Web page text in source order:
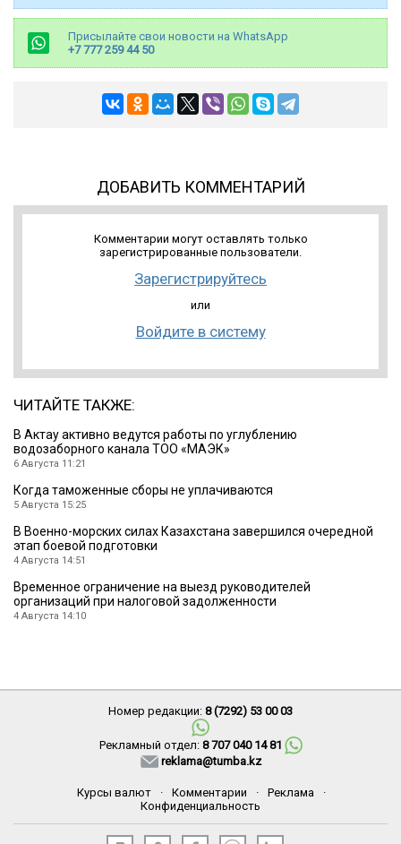
Присылайте свои новости на WhatsApp
+7 777 259 44 50
ДОБАВИТЬ КОММЕНТАРИЙ
Комментарии могут оставлять только
зарегистрированные пользователи.
Зарегистрируйтесь
или
Войдите в систему
ЧИТАЙТЕ ТАКЖЕ:
В Актау активно ведутся работы по углублению
водозаборного канала ТОО «МАЭК»
6 Августа 11:21
Когда таможенные сборы не уплачиваются
5 Августа 15:25
В Военно-морских силах Казахстана завершился очередной
этап боевой подготовки
4 Августа 14:51
Временное ограничение на выезд руководителей
организаций при налоговой задолженности
4 Августа 14:10
Номер редакции: 8 (7292) 53 00 03
Рекламный отдел: 8 707 040 14 81
reklama@tumba.kz
Курсы валют · Комментарии · Реклама
·
Конфиденциальность